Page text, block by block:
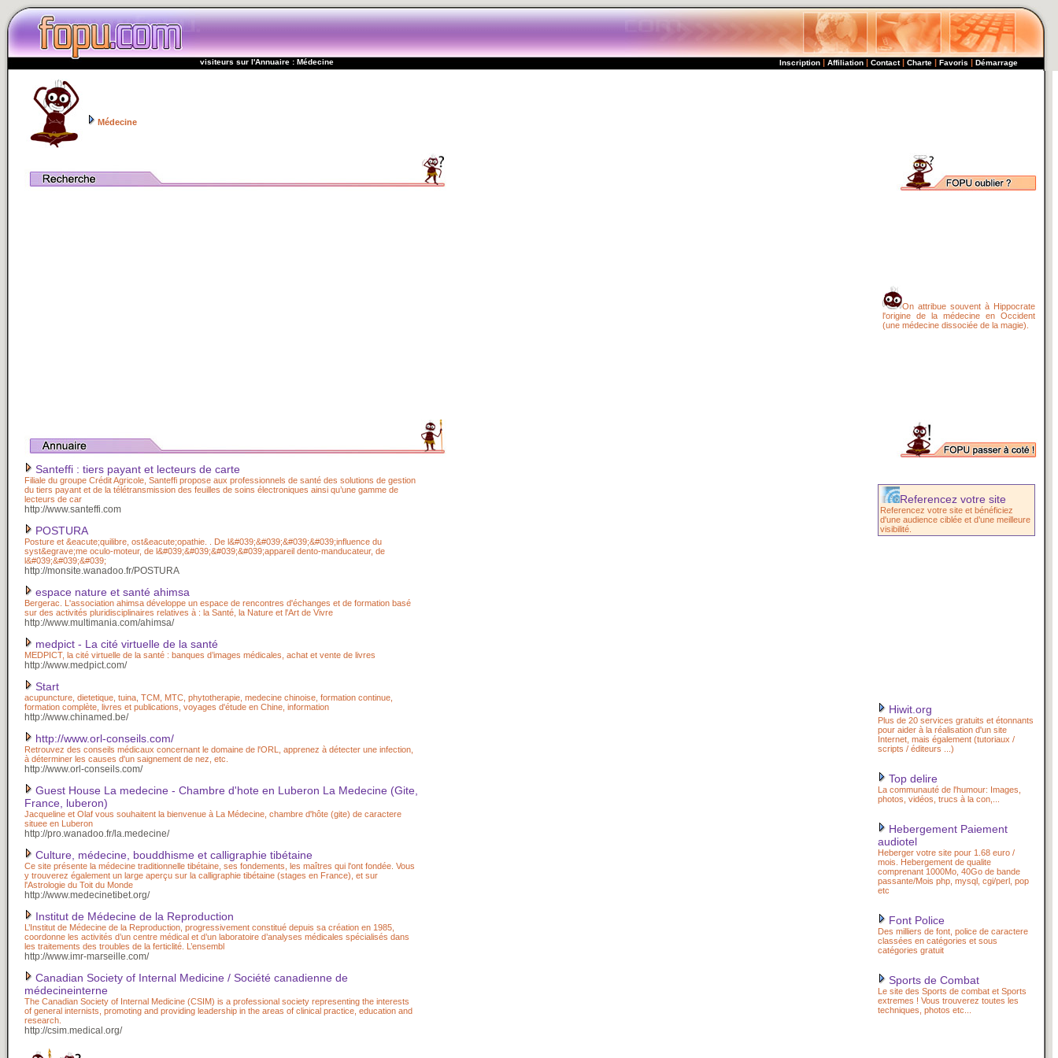
visiteurs sur l'Annuaire : Médecine Inscription | Affiliation | Contact | Charte | Favoris | Démarrage
Médecine
On attribue souvent à Hippocrate
l'origine de la médecine en Occident
(une médecine dissociée de la magie).
Santeffi : tiers payant et lecteurs de carte
Filiale du groupe Crédit Agricole, Santeffi propose aux professionnels de santé des solutions de gestion
du tiers payant et de la télétransmission des feuilles de soins électroniques ainsi qu’une gamme de
lecteurs de car
http://www.santeffi.com
POSTURA
Posture et &eacute;quilibre, ost&eacute;opathie. . De l&#039;&#039;&#039;&#039;influence du
syst&egrave;me oculo-moteur, de l&#039;&#039;&#039;&#039;appareil dento-manducateur, de
l&#039;&#039;&#039;
http://monsite.wanadoo.fr/POSTURA
espace nature et santé ahimsa
Bergerac. L'association ahimsa développe un espace de rencontres d'échanges et de formation basé
sur des activités pluridisciplinaires relatives à : la Santé, la Nature et l'Art de Vivre
http://www.multimania.com/ahimsa/
medpict - La cité virtuelle de la santé
MEDPICT, la cité virtuelle de la santé : banques d’images médicales, achat et vente de livres
http://www.medpict.com/
Start
acupuncture, dietetique, tuina, TCM, MTC, phytotherapie, medecine chinoise, formation continue,
formation complète, livres et publications, voyages d'étude en Chine, information
http://www.chinamed.be/
http://www.orl-conseils.com/
Retrouvez des conseils médicaux concernant le domaine de l'ORL, apprenez à détecter une infection,
à déterminer les causes d'un saignement de nez, etc.
http://www.orl-conseils.com/
Guest House La medecine - Chambre d'hote en Luberon La Medecine (Gite,
France, luberon)
Jacqueline et Olaf vous souhaitent la bienvenue à La Médecine, chambre d'hôte (gite) de caractere
situee en Luberon
http://pro.wanadoo.fr/la.medecine/
Culture, médecine, bouddhisme et calligraphie tibétaine
Ce site présente la médecine traditionnelle tibétaine, ses fondements, les maîtres qui l'ont fondée. Vous
y trouverez également un large aperçu sur la calligraphie tibétaine (stages en France), et sur
l'Astrologie du Toit du Monde
http://www.medecinetibet.org/
Institut de Médecine de la Reproduction
L’Institut de Médecine de la Reproduction, progressivement constitué depuis sa création en 1985,
coordonne les activités d’un centre médical et d’un laboratoire d’analyses médicales spécialisés dans
les traitements des troubles de la ferticlité. L’ensembl
http://www.imr-marseille.com/
Canadian Society of Internal Medicine / Société canadienne de
médecineinterne
The Canadian Society of Internal Medicine (CSIM) is a professional society representing the interests
of general internists, promoting and providing leadership in the areas of clinical practice, education and
research.
http://csim.medical.org/
Referencez votre site
Referencez votre site et bénéficiez
d'une audience ciblée et d’une meilleure
visibilité.
Hiwit.org
Plus de 20 services gratuits et étonnants
pour aider à la réalisation d'un site
Internet, mais également (tutoriaux /
scripts / éditeurs ...)
Top delire
La communauté de l'humour: Images,
photos, vidéos, trucs à la con,...
Hebergement Paiement
audiotel
Heberger votre site pour 1.68 euro /
mois. Hebergement de qualite
comprenant 1000Mo, 40Go de bande
passante/Mois php, mysql, cgi/perl, pop
etc
Font Police
Des milliers de font, police de caractere
classées en catégories et sous
catégories gratuit
Sports de Combat
Le site des Sports de combat et Sports
extremes ! Vous trouverez toutes les
techniques, photos etc...